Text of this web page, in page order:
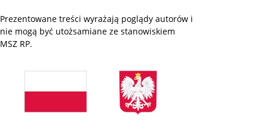
Prezentowane treści wyrażają poglądy autorów i
nie mogą być utożsamiane ze stanowiskiem
MSZ RP.